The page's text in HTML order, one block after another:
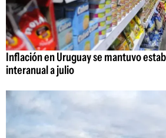
Inflación en Uruguay se mantuvo
interanual a julio